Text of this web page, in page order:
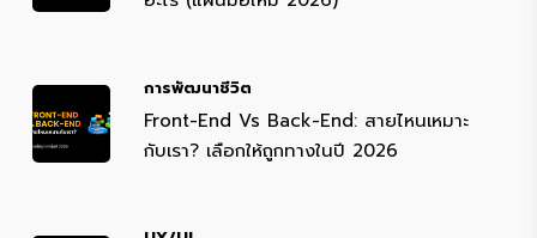
การพัฒนาชีวิต
Front-End Vs Back-End: สายไหนเหมาะ
กับเรา? เลือกให้ถูกทางในปี 2026